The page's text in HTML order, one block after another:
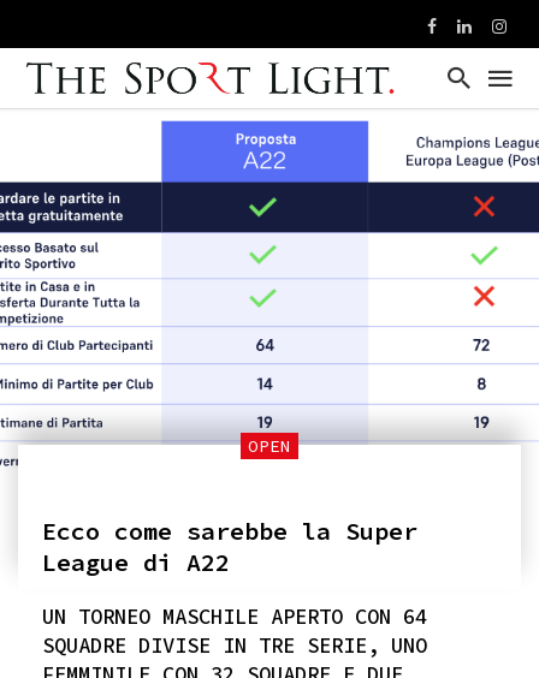
OPEN
Ecco come sarebbe la Super
League di A22
UN TORNEO MASCHILE APERTO CON 64
SQUADRE DIVISE IN TRE SERIE, UNO